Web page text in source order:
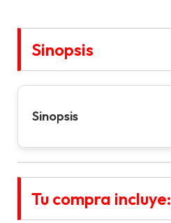
Sinopsis
Sinopsis
Tu compra incluye: